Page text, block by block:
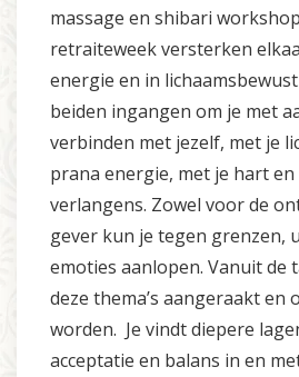
massage en shibari
retraiteweek versterken
energie en in
beiden ingangen om je met
verbinden met jezelf, met je
prana energie, met je hart en
verlangens. Zowel voor de
gever kun je tegen grenzen,
emoties aanlopen. Vanuit de
deze thema’s aangeraakt en
worden. Je vindt diepere
acceptatie en balans in en